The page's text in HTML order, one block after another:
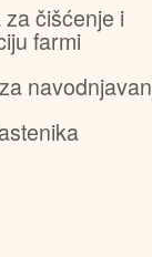
čišćenje i
farmi